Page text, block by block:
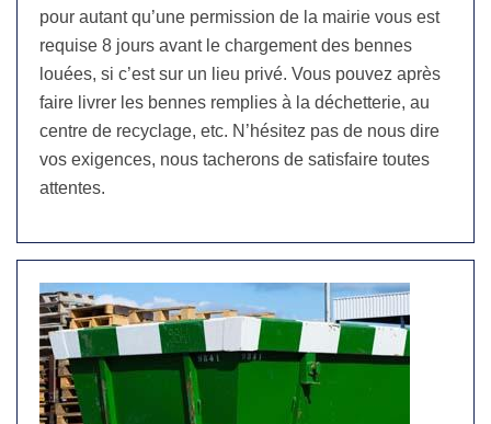
pour autant qu’une permission de la mairie vous est
requise 8 jours avant le chargement des bennes
louées, si c’est sur un lieu privé. Vous pouvez après
faire livrer les bennes remplies à la déchetterie, au
centre de recyclage, etc. N’hésitez pas de nous dire
vos exigences, nous tacherons de satisfaire toutes
attentes.